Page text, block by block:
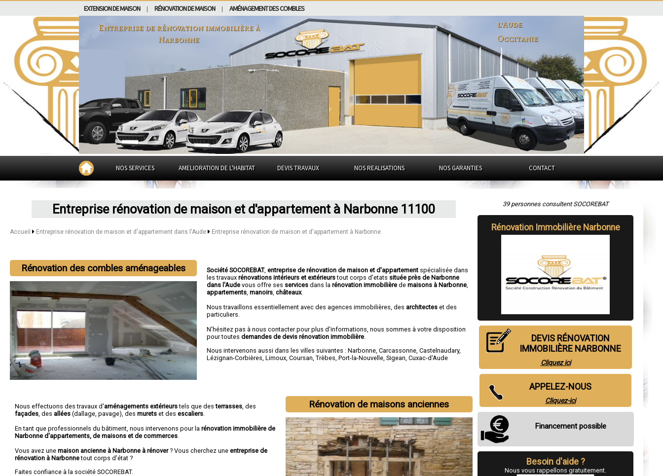
EXTENSION DE MAISON RÉNOVATION DE MAISON AMÉNAGEMENT DES COMBLES
Entreprise de rénovation immobilière à
Narbonne
l'Aude
Occitanie
NOS SERVICES AMELIORATION DE L'HABITAT DEVIS TRAVAUX NOS REALISATIONS NOS GARANTIES CONTACT
Entreprise rénovation de maison et d'appartement à Narbonne 11100
Accueil Entreprise rénovation de maison et d'appartement dans l'Aude Entreprise rénovation de maison et d'appartement à Narbonne
Rénovation des combles aménageables Société SOCOREBAT,entreprise de rénovation de maison et d'appartement spécialisée dans
les travauxrénovations intérieurs et extérieurstout corps d'etats située près de Narbonne
dans l'Audevous offre ses services dans larénovation immobilière demaisons à Narbonne
appartements ,manoirs ,châteaux.
Nous travaillons essentiellement avec des agences immobilières, des architectes et des
particuliers.
N'hésitez pas à nous contacter pour plus d'informations, nous sommes à votre disposition
pour toutesdemandes de devis rénovation immobilière
Nous intervenons aussi dans les villes suivantes :Narbonne ,Carcassonne ,Castelnaudary,
Lézignan-Corbières ,Limoux ,Coursan ,Trèbes ,Port-la-Nouvelle ,Sigean ,Cuxac-d'Aude
Rénovation de maisons anciennes
Nous effectuons des travaux d'aménagements extérieurstels que desterrasses , des
façades , des allées (dallage, pavage), des murets et des escaliers
En tant que professionnels du bâtiment, nous intervenons pour la rénovation immobilière de
Narbonne d'appartements, de maisons et de commerces
Vous avez une maison ancienne à Narbonne à rénover? Vous cherchez une entreprise de
rénovation à Narbonnetout corps d'état ?
Faites confiance à la société SOCOREBAT.
39 personnes consultent SOCOREBAT
Rénovation Immobilière Narbonne
DEVIS RÉNOVATION
IMMOBILIÈRE NARBONNE
Cliquez ici
APPELEZ-NOUS
Cliquez-ici
Financement possible
Besoin d'aide ?
Nous vous rappellons gratuitement.